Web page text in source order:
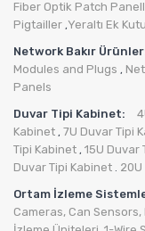
Fiber Optik Patch
Pigtailler ,Yeraltı Ek
Network Bakır
Modules and Plugs ,
Panels
Duvar Tipi Kabinet:
Kabinet , 7U Duvar Tipi
Tipi Kabinet , 15U Duvar
Duvar Tipi Kabinet . 20U
Ortam İzleme
Cameras, Can Sensors,